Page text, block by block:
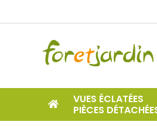
VUES ÉCLATÉES
PIÈCES